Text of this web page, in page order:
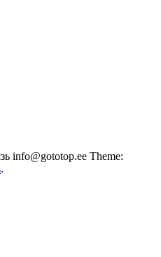
info@gototop.ee Theme:
.